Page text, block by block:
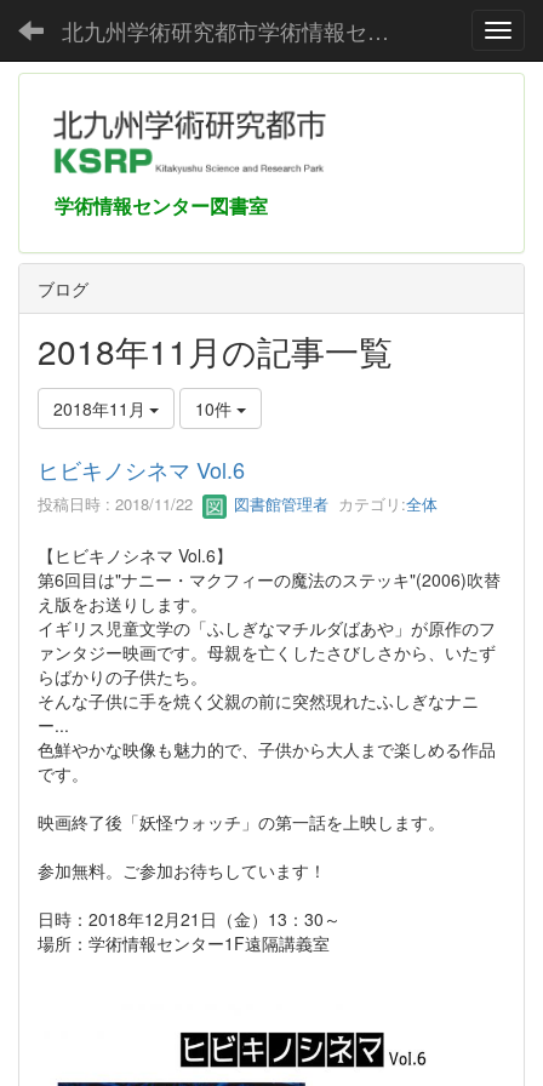
北九州学術研究都市学術情報センター
学術情報センター図書室
ブログ
2018年11月の記事一覧
2018年11月 10件
ヒビキノシネマ Vol.6
投稿日時 : 2018/11/22 図書館管理者 カテゴリ:全体
【ヒビキノシネマ Vol.6】
第6回目は"ナニー・マクフィーの魔法のステッキ"(2006)吹替
え版をお送りします。
イギリス児童文学の「ふしぎなマチルダばあや」が原作のフ
ァンタジー映画です。母親を亡くしたさびしさから、いたず
らばかりの子供たち。
そんな子供に手を焼く父親の前に突然現れたふしぎなナニ
ー...
色鮮やかな映像も魅力的で、子供から大人まで楽しめる作品
です。
映画終了後「妖怪ウォッチ」の第一話を上映します。
参加無料。ご参加お待ちしています！
日時：2018年12月21日（金）13：30～
場所：学術情報センター1F遠隔講義室